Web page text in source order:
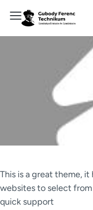
This is a great theme,
websites to select
quick support